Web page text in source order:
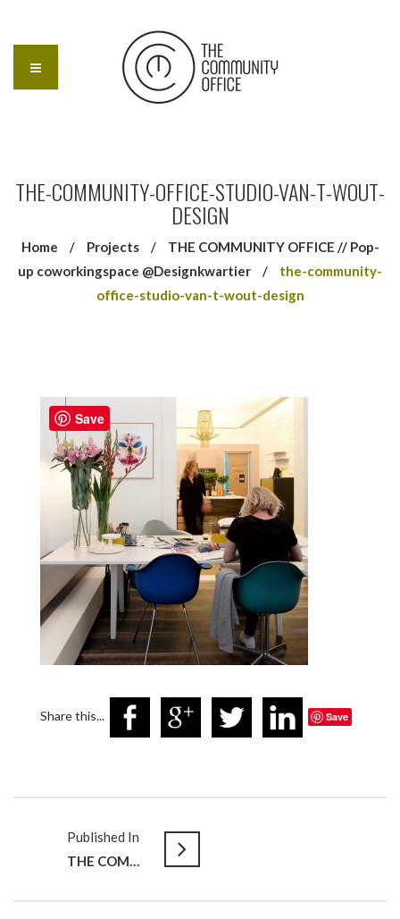
THE-COMMUNITY-OFFICE-STUDIO-VAN-T-WOUT-
DESIGN
Home / Projects /
THE COMMUNITY OFFICE // Pop-
up coworkingspace @Designkwartier
/
the-community-
office-studio-van-t-wout-design
Share this... Save
Published In
THE COMMUNITY OFFICE // Pop-up coworkingspace @Designkwartier
Save